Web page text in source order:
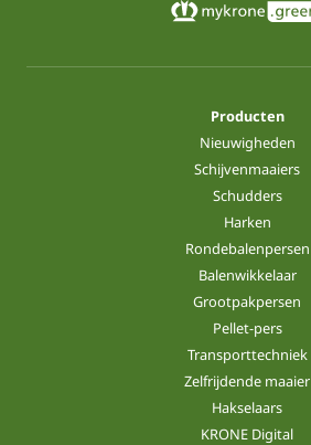
Producten
Nieuwigheden
Schijvenmaaiers
Schudders
Harken
Rondebalenpersen
Balenwikkelaar
Grootpakpersen
Pellet-pers
Transporttechniek
Zelfrijdende maaier
Hakselaars
KRONE Digital